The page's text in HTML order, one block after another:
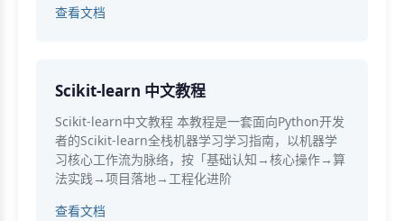
查看文档
Scikit-learn 中文教程
Scikit-learn中文教程 本教程是一套面向Python开发
者的Scikit-learn全栈机器学习学习指南，以机器学
习核心工作流为脉络，按「基础认知→核心操作→算
法实践→项目落地→工程化进阶
查看文档